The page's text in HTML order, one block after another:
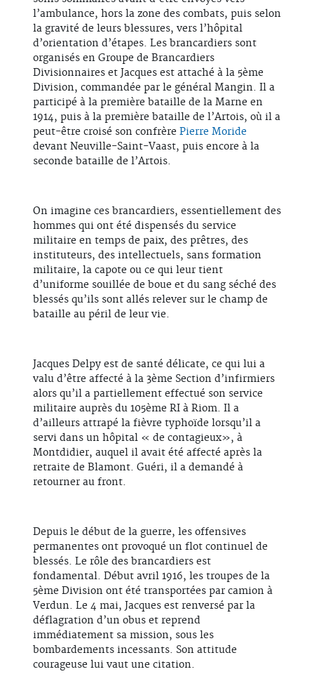
l’ambulance, hors la zone des combats, puis selon
la gravité de leurs blessures, vers l’hôpital
d’orientation d’étapes. Les brancardiers sont
organisés en Groupe de Brancardiers
Divisionnaires et Jacques est attaché à la 5ème
Division, commandée par le général Mangin. Il a
participé à la première bataille de la Marne en
1914, puis à la première bataille de l’Artois, où il a
peut-être croisé son confrère Pierre Moride
devant Neuville-Saint-Vaast, puis encore à la
seconde bataille de l’Artois.
On imagine ces brancardiers, essentiellement des
hommes qui ont été dispensés du service
militaire en temps de paix, des prêtres, des
instituteurs, des intellectuels, sans formation
militaire, la capote ou ce qui leur tient
d’uniforme souillée de boue et du sang séché des
blessés qu’ils sont allés relever sur le champ de
bataille au péril de leur vie.
Jacques Delpy est de santé délicate, ce qui lui a
valu d’être affecté à la 3ème Section d’infirmiers
alors qu’il a partiellement effectué son service
militaire auprès du 105ème RI à Riom. Il a
d’ailleurs attrapé la fièvre typhoïde lorsqu’il a
servi dans un hôpital « de contagieux», à
Montdidier, auquel il avait été affecté après la
retraite de Blamont. Guéri, il a demandé à
retourner au front.
Depuis le début de la guerre, les offensives
permanentes ont provoqué un flot continuel de
blessés. Le rôle des brancardiers est
fondamental. Début avril 1916, les troupes de la
5ème Division ont été transportées par camion à
Verdun. Le 4 mai, Jacques est renversé par la
déflagration d’un obus et reprend
immédiatement sa mission, sous les
bombardements incessants. Son attitude
courageuse lui vaut une citation.